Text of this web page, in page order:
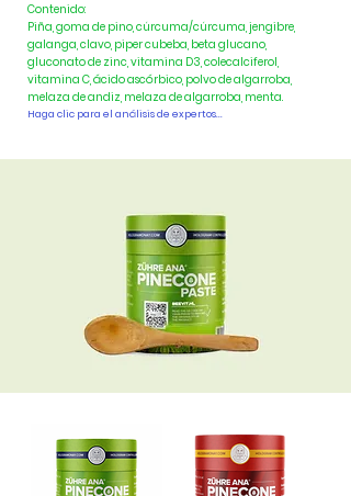
Contenido:
Piña, goma de pino, cúrcuma/cúrcuma, jengibre,
galanga, clavo, piper cubeba, beta glucano,
gluconato de zinc, vitamina D3, colecalciferol,
vitamina C, ácido ascórbico, polvo de algarroba,
melaza de andiz, melaza de algarroba, menta.
Haga clic para el análisis de expertos...